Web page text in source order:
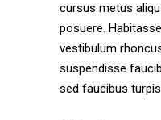
cursus metus
posuere.
vestibulum
suspendisse
sed faucibus